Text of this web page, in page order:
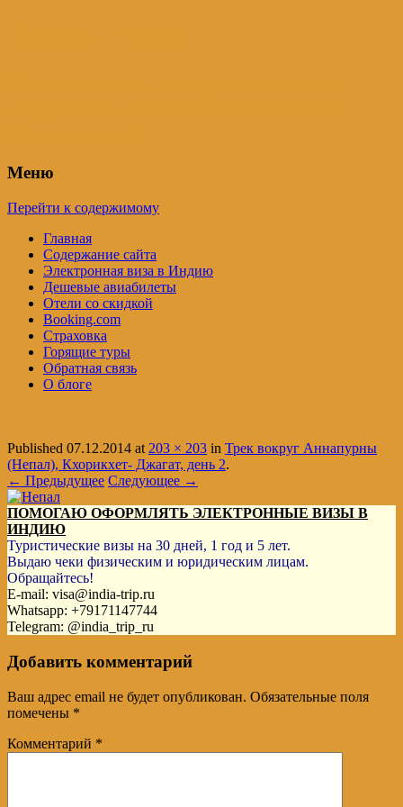
Меню
Перейти к содержимому
Главная
Содержание сайта
Электронная виза в Индию
Дешевые авиабилеты
Отели со скидкой
Booking.com
Страховка
Горящие туры
Обратная связь
О блоге
Published 07.12.2014 at203 × 203 in Трек вокруг Аннапурны
(Непал), Кхорикхет- Джагат, день 2.
← Предыдущее Следующее →
ПОМОГАЮ ОФОРМЛЯТЬ ЭЛЕКТРОННЫЕ ВИЗЫ В
ИНДИЮ
Туристические визы на 30 дней, 1 год и 5 лет.
Выдаю чеки физическим и юридическим лицам.
Обращайтесь!
E-mail: visa@india-trip.ru
Whatsapp: +79171147744
Telegram: @india_trip_ru
Добавить комментарий
Ваш адрес email не будет опубликован. Обязательные поля
помечены *
Комментарий *